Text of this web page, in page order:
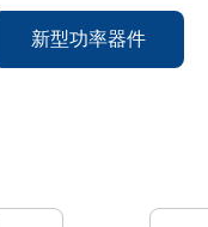
新型功率器件